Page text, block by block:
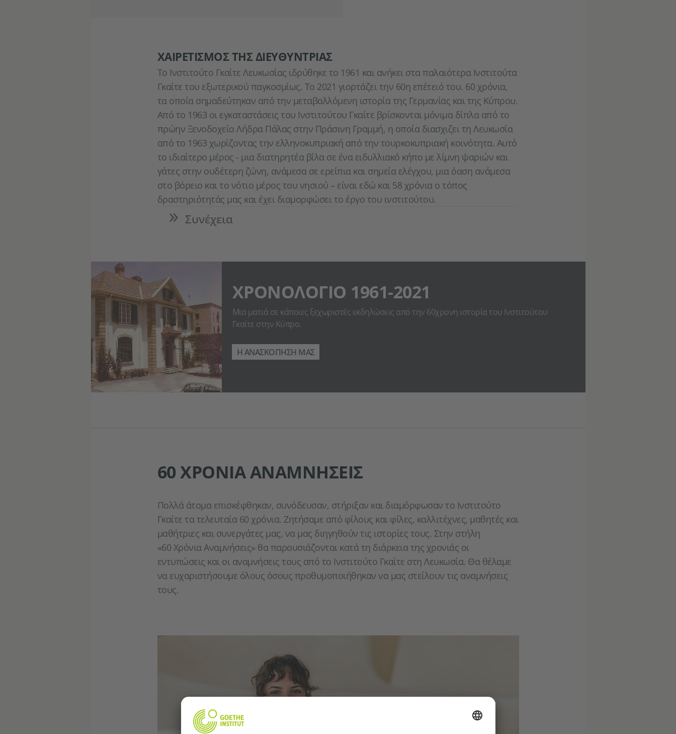
ΧΑΙΡΕΤΙΣΜΌΣ ΤΗΣ ΔΙΕΥΘΎΝΤΡΙΑΣ
Το Ινστιτούτο Γκαίτε Λευκωσίας ιδρύθηκε το 1961 και ανήκει στα παλαιότερα Ινστιτούτα
Γκαίτε του εξωτερικού παγκοσμίως. Το 2021 γιορτάζει την 60η επέτειό του. 60 χρόνια,
τα οποία σημαδεύτηκαν από την μεταβαλλόμενη ιστορία της Γερμανίας και της Κύπρου.
Από το 1963 οι εγκαταστάσεις του Ινστιτούτου Γκαίτε βρίσκονται μόνιμα δίπλα από το
πρώην Ξενοδοχείο Λήδρα Πάλας στην Πράσινη Γραμμή, η οποία διασχιζει τη Λευκωσία
από το 1963 χωρίζοντας την ελληνοκυπριακή από την τουρκοκυπριακή κοινότητα. Αυτό
το ιδιαίτερο μέρος - μια διατηρητέα βίλα σε ένα ειδυλλιακό κήπο με λίμνη ψαριών και
γάτες στην ουδέτερη ζώνη, ανάμεσα σε ερείπια και σημεία ελέγχου, μια όαση ανάμεσα
στο βόρειο και το νότιο μέρος του νησιού – είναι εδώ και 58 χρόνια ο τόπος
δραστηριότητάς μας και έχει διαμορφώσει το έργο του ινστιτούτου.
Συνέχεια
© Goethe-Institut
ΧΡΟΝΟΛΌΓΙΟ 1961-2021
Μια ματιά σε κάποιες ξεχωριστές εκδηλώσεις από την 60χρονη ιστορία του Ινστιτούτου
Γκαίτε στην Κύπρο.
Η ΑΝΑΣΚΟΠΗΣΗ ΜΑΣ
60 ΧΡΌΝΙΑ ΑΝΑΜΝΉΣΕΙΣ
Πολλά άτομα επισκέφθηκαν, συνόδευσαν, στήριξαν και διαμόρφωσαν το Ινστιτούτο
Γκαίτε τα τελευταία 60 χρόνια. Ζητήσαμε από φίλους και φίλες, καλλιτέχνες, μαθητές και
μαθήτριες και συνεργάτες μας, να μας διηγηθούν τις ιστορίες τους. Στην στήλη
«60 Χρόνια Αναμνήσεις» θα παρουσιάζονται κατά τη διάρκεια της χρονιάς οι
εντυπώσεις και οι αναμνήσεις τους από το Ινστιτούτο Γκαίτε στη Λευκωσία. Θα θέλαμε
να ευχαριστήσουμε όλους όσους προθυμοποιήθηκαν να μας στείλουν τις αναμνήσεις
τους.